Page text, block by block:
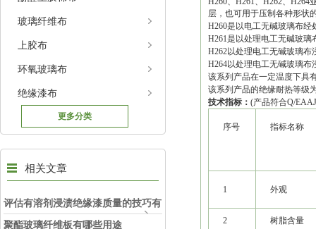
玻璃纤维布
上胶布
环氧玻璃布
绝缘漆布
更多分类
相关文章
评估有溶剂浸渍绝缘漆质量的技巧有
哪些？
聚酯玻璃纤维板有哪些用途
层，也可用于压制各种形状
H260是以电工无碱玻璃布
H261是以处理电工无碱玻
H262以处理电工无碱玻璃
H264以处理电工无碱玻璃
该系列产品在一定温度下具
该系列产品的绝缘耐热等级
技术指标： (产品符合Q/
序号 指标名称
1 外观
2 树脂含量